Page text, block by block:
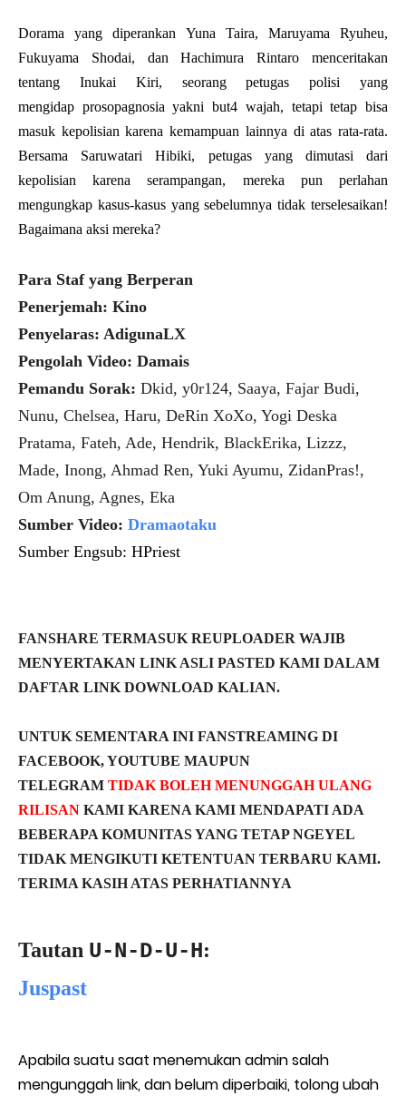
Dorama yang diperankan Yuna Taira, Maruyama Ryuheu,
Fukuyama Shodai, dan Hachimura Rintaro menceritakan
tentang Inukai Kiri, seorang petugas polisi yang
mengidap prosopagnosia yakni but4 wajah, tetapi tetap bisa
masuk kepolisian karena kemampuan lainnya di atas rata-rata.
Bersama Saruwatari Hibiki, petugas yang dimutasi dari
kepolisian karena serampangan, mereka pun perlahan
mengungkap kasus-kasus yang sebelumnya tidak terselesaikan!
Bagaimana aksi mereka?
Para Staf yang Berperan
Penerjemah: Kino
Penyelaras: AdigunaLX
Pengolah Video: Damais
Pemandu Sorak: Dkid, y0r124, Saaya, Fajar Budi,
Nunu, Chelsea, Haru, DeRin XoXo, Yogi Deska
Pratama, Fateh, Ade, Hendrik, BlackErika, Lizzz,
Made, Inong, Ahmad Ren, Yuki Ayumu, ZidanPras!,
Om Anung, Agnes, Eka
Sumber Video: Dramaotaku
Sumber Engsub: HPriest
FANSHARE TERMASUK REUPLOADER WAJIB
MENYERTAKAN LINK ASLI PASTED KAMI DALAM
DAFTAR LINK DOWNLOAD KALIAN.
UNTUK SEMENTARA INI FANSTREAMING DI
FACEBOOK, YOUTUBE MAUPUN
TELEGRAM TIDAK BOLEH MENUNGGAH ULANG
RILISAN KAMI KARENA KAMI MENDAPATI ADA
BEBERAPA KOMUNITAS YANG TETAP NGEYEL
TIDAK MENGIKUTI KETENTUAN TERBARU KAMI.
TERIMA KASIH ATAS PERHATIANNYA
Tautan U-N-D-U-H:
Juspast
Apabila suatu saat menemukan admin salah
mengunggah link, dan belum diperbaiki, tolong ubah